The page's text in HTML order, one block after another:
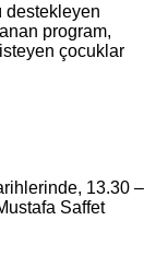
destekleyen
program,
çocuklar
13.30 –
Saffet